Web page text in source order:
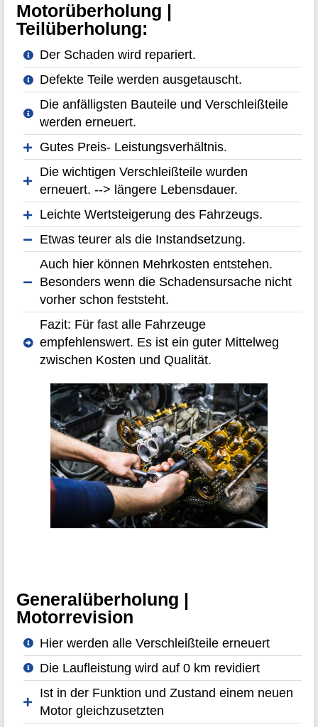
Motorüberholung |
Teilüberholung:
Der Schaden wird repariert.
Defekte Teile werden ausgetauscht.
Die anfälligsten Bauteile und Verschleißteile
werden erneuert.
Gutes Preis- Leistungsverhältnis.
Die wichtigen Verschleißteile wurden
erneuert. --> längere Lebensdauer.
Leichte Wertsteigerung des Fahrzeugs.
Etwas teurer als die Instandsetzung.
Auch hier können Mehrkosten entstehen.
Besonders wenn die Schadensursache nicht
vorher schon feststeht.
Fazit: Für fast alle Fahrzeuge
empfehlenswert. Es ist ein guter Mittelweg
zwischen Kosten und Qualität.
Generalüberholung |
Motorrevision
Hier werden alle Verschleißteile erneuert
Die Laufleistung wird auf 0 km revidiert
Ist in der Funktion und Zustand einem neuen
Motor gleichzusetzten